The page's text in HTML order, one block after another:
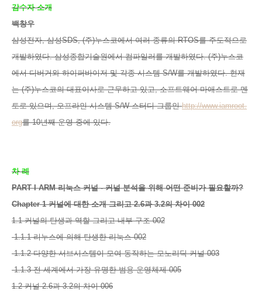
감수자 소개
백창우
삼성전자, 삼성SDS, (주)누스코에서 여러 종류의 RTOS를 주도적으로
개발하였다. 삼성종합기술원에서 컴파일러를 개발하였다. (주)누스코
에서 디버거와 하이퍼바이저 및 각종 시스템 S/W를 개발하였다. 현재
는 (주)누스코의 대표이사로 근무하고 있고, 소프트웨어 마애스트로 멘
토로 있으며, 오프라인 시스템 S/W 스터디 그룹인http://www.iamroot.
org를 10년째 운영 중에 있다.
차 례
PART I ARM 리눅스 커널 - 커널 분석을 위해 어떤 준비가 필요할까?
Chapter 1 커널에 대한 소개 그리고 2.6과 3.2의 차이 002
1.1 커널의 탄생과 역할 그리고 내부 구조 002
1.1.1 리누스에 의해 탄생한 리눅스 002
1.1.2 다양한 서브시스템이 모여 동작하는 모노리딕 커널 003
1.1.3 전 세계에서 가장 유명한 범용 운영체제 005
1.2 커널 2.6과 3.2의 차이 006